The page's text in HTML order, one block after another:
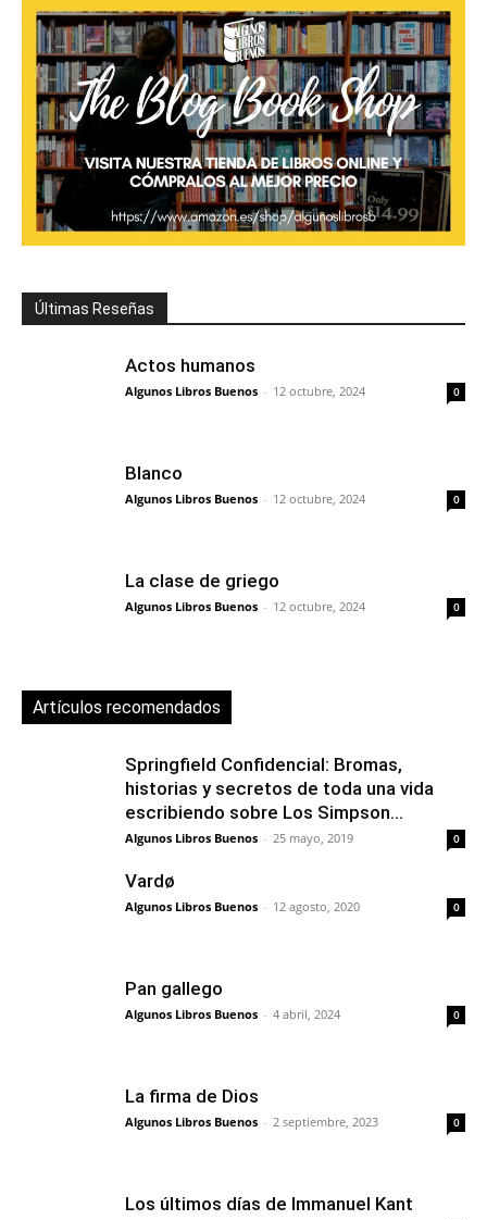
Últimas Reseñas
Actos humanos
Algunos Libros Buenos - 12 octubre, 2024 0
Blanco
Algunos Libros Buenos - 12 octubre, 2024 0
La clase de griego
Algunos Libros Buenos - 12 octubre, 2024 0
Artículos recomendados
Springfield Confidencial: Bromas,
historias y secretos de toda una vida
escribiendo sobre Los Simpson...
Algunos Libros Buenos - 25 mayo, 2019 0
Vardø
Algunos Libros Buenos - 12 agosto, 2020 0
Pan gallego
Algunos Libros Buenos - 4 abril, 2024 0
La firma de Dios
Algunos Libros Buenos - 2 septiembre, 2023 0
Los últimos días de Immanuel Kant